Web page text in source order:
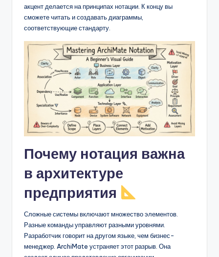
акцент делается на принципах нотации. К концу вы
сможете читать и создавать диаграммы,
соответствующие стандарту.
Почему нотация важна
в архитектуре
предприятия
Сложные системы включают множество элементов.
Разные команды управляют разными уровнями.
Разработчик говорит на другом языке, чем бизнес-
менеджер. ArchiMate устраняет этот разрыв. Она